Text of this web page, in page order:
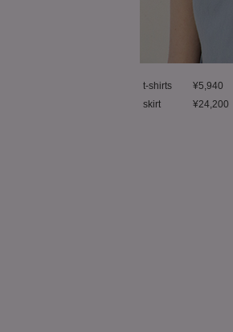
t-shirts ¥5,940
skirt
¥24,200